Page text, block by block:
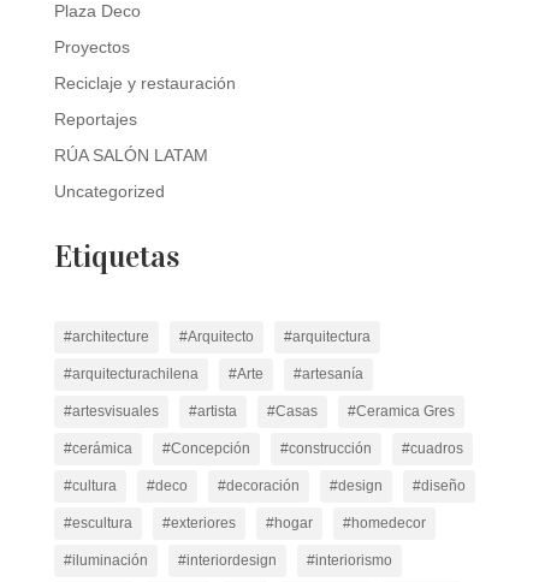
Plaza Deco
Proyectos
Reciclaje y restauración
Reportajes
RÚA SALÓN LATAM
Uncategorized
Etiquetas
#architecture #Arquitecto #arquitectura
#arquitecturachilena #Arte #artesanía
#artesvisuales #artista #Casas #Ceramica Gres
#cerámica #Concepción #construcción #cuadros
#cultura #deco #decoración #design #diseño
#escultura #exteriores #hogar #homedecor
#iluminación #interiordesign #interiorismo